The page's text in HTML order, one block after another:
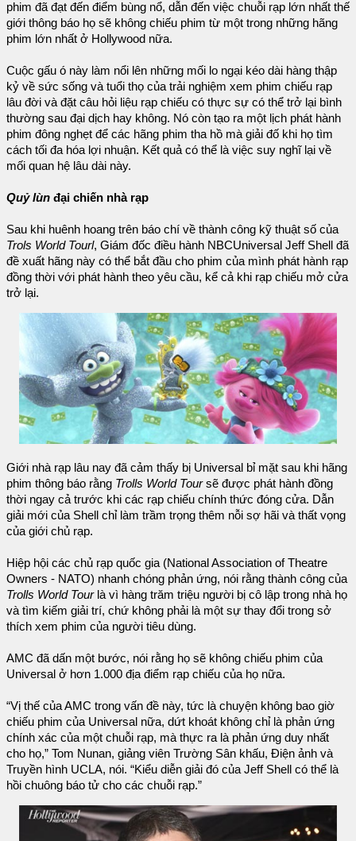
phim đã đạt đến điểm bùng nổ, dẫn đến việc chuỗi rạp lớn nhất thế
giới thông báo họ sẽ không chiếu phim từ một trong những hãng
phim lớn nhất ở Hollywood nữa.
Cuộc gấu ó này làm nổi lên những mối lo ngại kéo dài hàng thập
kỷ về sức sống và tuổi thọ của trải nghiệm xem phim chiếu rạp
lâu đời và đặt câu hỏi liệu rạp chiếu có thực sự có thể trở lại bình
thường sau đại dịch hay không. Nó còn tạo ra một lịch phát hành
phim đông nghẹt để các hãng phim tha hồ mà giải đố khi họ tìm
cách tối đa hóa lợi nhuận. Kết quả có thể là việc suy nghĩ lại về
mối quan hệ lâu dài này.
Quỷ lùn đại chiến nhà rạp
Sau khi huênh hoang trên báo chí về thành công kỹ thuật số của
Trols World Tourl, Giám đốc điều hành NBCUniversal Jeff Shell đã
đề xuất hãng này có thể bắt đầu cho phim của mình phát hành rạp
đồng thời với phát hành theo yêu cầu, kể cả khi rạp chiếu mở cửa
trở lại.
Giới nhà rạp lâu nay đã cảm thấy bị Universal bỉ mặt sau khi hãng
phim thông báo rằng Trolls World Toursẽ được phát hành đồng
thời ngay cả trước khi các rạp chiếu chính thức đóng cửa. Dẫn
giải mới của Shell chỉ làm trầm trọng thêm nỗi sợ hãi và thất vọng
của giới chủ rạp.
Hiệp hội các chủ rạp quốc gia (National Association of Theatre
Owners - NATO) nhanh chóng phản ứng, nói rằng thành công của
Trolls World Tour là vì hàng trăm triệu người bị cô lập trong nhà họ
và tìm kiếm giải trí, chứ không phải là một sự thay đổi trong sở
thích xem phim của người tiêu dùng.
AMC đã dấn một bước, nói rằng họ sẽ không chiếu phim của
Universal ở hơn 1.000 địa điểm rạp chiếu của họ nữa.
“Vị thế của AMC trong vấn đề này, tức là chuyện không bao giờ
chiếu phim của Universal nữa, dứt khoát không chỉ là phản ứng
chính xác của một chuỗi rạp, mà thực ra là phản ứng duy nhất
cho họ,” Tom Nunan, giảng viên Trường Sân khấu, Điện ảnh và
Truyền hình UCLA, nói. “Kiểu diễn giải đó của Jeff Shell có thể là
hồi chuông báo tử cho các chuỗi rạp.”